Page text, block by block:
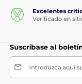
Excelentes
Verificado en
Suscríbase al
Introduzca aquí